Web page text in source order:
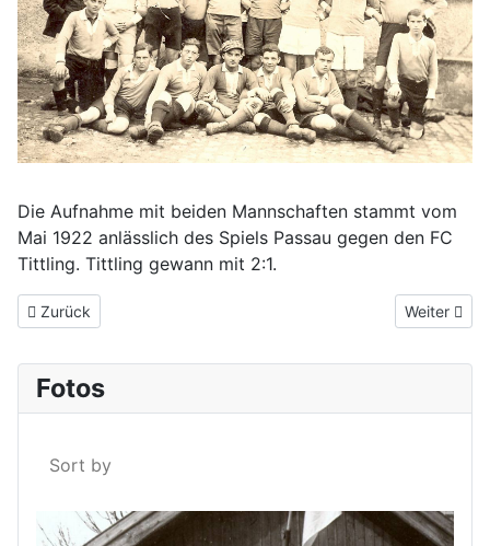
Die Aufnahme mit beiden Mannschaften stammt vom
Mai 1922 anlässlich des Spiels Passau gegen den FC
Tittling. Tittling gewann mit 2:1.
Vorheriger Beitrag: FC Tittling gegen FC Bayern München
Zurück Nächster
Weiter
Fotos
Sort by